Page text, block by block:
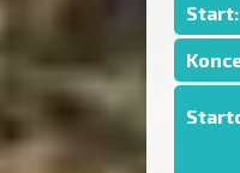
Start: